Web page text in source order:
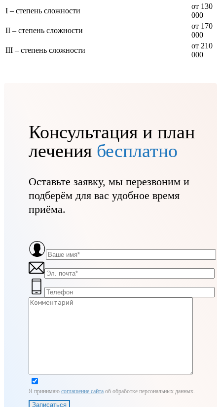
I – степень сложности
от 130
000
II – степень сложности
от 170
000
III – степень сложности
от 210
000
Консультация и план
лечения бесплатно
Оставьте заявку, мы перезвоним и
подберём для вас удобное время
приёма.
Я принимаю соглашение сайта об обработке персональных данных.